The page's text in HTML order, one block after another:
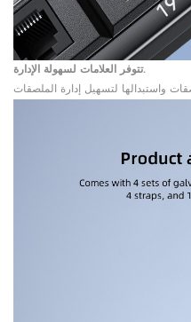
تتوفر العلامات لسهولة الإدارة.